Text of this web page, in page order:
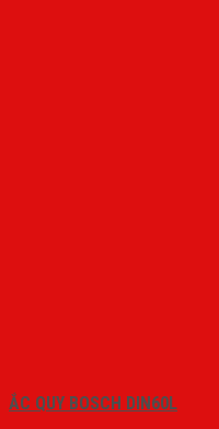
ẮC QUY BOSCH DIN60L